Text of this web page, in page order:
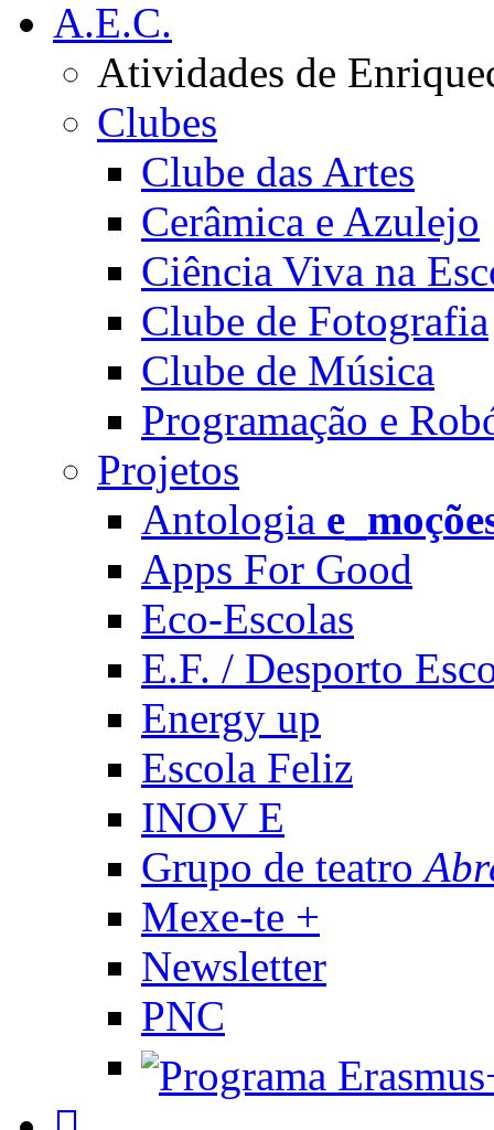
A.E.C.
Atividades de
Clubes
Clube das Artes
Cerâmica e Azulejo
Ciência Viva na
Clube de Fotografia
Clube de Música
Programação e
Projetos
Antologia
Apps For Good
Eco-Escolas
E.F. / Desporto
Energy up
Escola Feliz
INOV E
Grupo de teatro
Mexe-te +
Newsletter
PNC